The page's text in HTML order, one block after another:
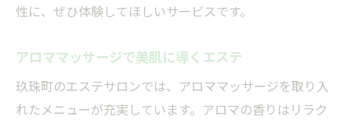
性に、ぜひ体験してほしいサービスです。
アロママッサージで美肌に導くエステ
玖珠町のエステサロンでは、アロママッサージを取り入
れたメニューが充実しています。アロマの香りはリラク